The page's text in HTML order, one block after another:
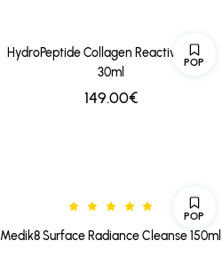
POP
HydroPeptide Collagen Reactivate PM
30ml
149.00€
POP
Medik8 Surface Radiance Cleanse 150ml